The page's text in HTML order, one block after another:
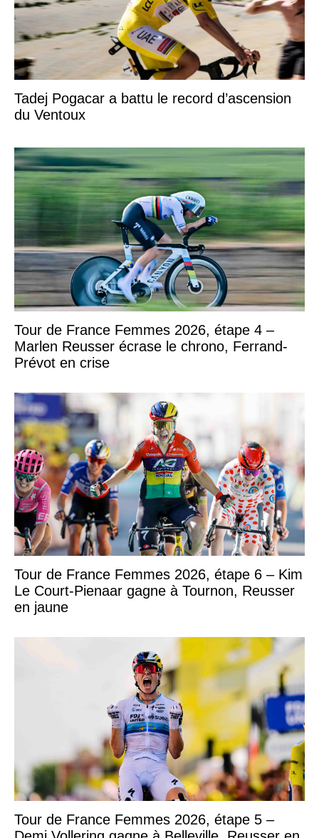
Tadej Pogacar a battu le record d’ascension
du Ventoux
Tour de France Femmes 2026, étape 4 –
Marlen Reusser écrase le chrono, Ferrand-
Prévot en crise
Tour de France Femmes 2026, étape 6 – Kim
Le Court-Pienaar gagne à Tournon, Reusser
en jaune
Tour de France Femmes 2026, étape 5 –